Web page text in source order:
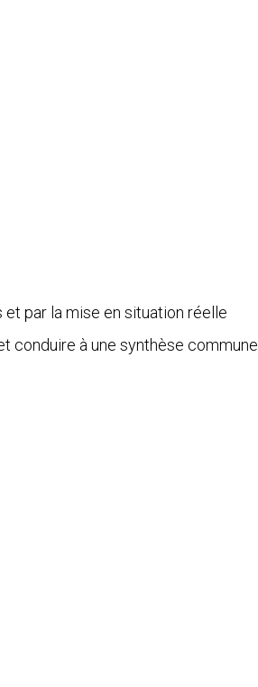
par la mise en situation réelle
conduire à une synthèse commune